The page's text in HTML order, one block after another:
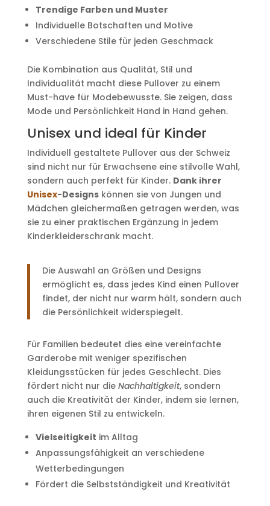
Trendige Farben und Muster
Individuelle Botschaften und Motive
Verschiedene Stile für jeden Geschmack
Die Kombination aus Qualität, Stil und
Individualität macht diese Pullover zu einem
Must-have für Modebewusste. Sie zeigen, dass
Mode und Persönlichkeit Hand in Hand gehen.
Unisex und ideal für Kinder
Individuell gestaltete Pullover aus der Schweiz
sind nicht nur für Erwachsene eine stilvolle Wahl,
sondern auch perfekt für Kinder. Dank ihrer
Unisex-Designskönnen sie von Jungen und
Mädchen gleichermaßen getragen werden, was
sie zu einer praktischen Ergänzung in jedem
Kinderkleiderschrank macht.
Die Auswahl an Größen und Designs
ermöglicht es, dass jedes Kind einen Pullover
findet, der nicht nur warm hält, sondern auch
die Persönlichkeit widerspiegelt.
Für Familien bedeutet dies eine vereinfachte
Garderobe mit weniger spezifischen
Kleidungsstücken für jedes Geschlecht. Dies
fördert nicht nur die Nachhaltigkeit, sondern
auch die Kreativität der Kinder, indem sie lernen,
ihren eigenen Stil zu entwickeln.
Vielseitigkeit im Alltag
Anpassungsfähigkeit an verschiedene
Wetterbedingungen
Fördert die Selbstständigkeit und Kreativität